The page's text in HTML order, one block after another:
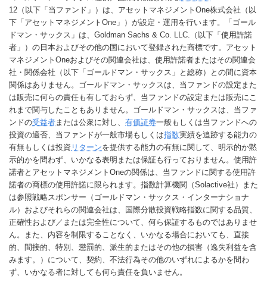
12（以下「当ファンド」）は、アセットマネジメントOne株式会社（以
下「アセットマネジメントOne」）が設定・運用を行います。「ゴール
ドマン・サックス」は、Goldman Sachs & Co. LLC.（以下「使用許諾
者」）の日本およびその他の国において登録された商標です。アセット
マネジメントOneおよびその関連会社は、使用許諾者またはその関連会
社・関係会社（以下「ゴールドマン・サックス」と総称）との間に資本
関係はありません。ゴールドマン・サックスは、当ファンドの設定また
は販売に何らの責任も有しておらず、当ファンドの設定または販売にこ
れまで関与したこともありません。ゴールドマン・サックスは、当ファ
ンドの受益者または公衆に対し、 有価証券一般もしくは当ファンドへの
投資の適否、当ファンドが一般市場もしくは指数実績を追跡する能力の
有無もしくは投資 リターンを提供する能力の有無に関して、明示的か黙
示的かを問わず、いかなる表明または保証も行っておりません。使用許
諾者とアセットマネジメントOneの関係は、当ファンドに関する使用許
諾者の商標の使用許諾に限られます。指数計算機関（Solactive社）また
は参照戦略スポンサー（ゴールドマン・サックス・インターナショナ
ル）およびそれらの関連会社は、国際分散投資戦略指数に関する品質、
正確性および／または完全性について、何ら保証するものではありませ
ん。また、内容を制限することなく、いかなる場合においても、直接
的、間接的、特別、懲罰的、派生的またはその他の損害（逸失利益を含
みます。）について、契約、不法行為その他のいずれによるかを問わ
ず、いかなる者に対しても何ら責任を負いません。